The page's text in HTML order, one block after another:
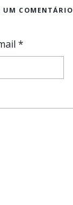
UM COMENTÁRIO
*